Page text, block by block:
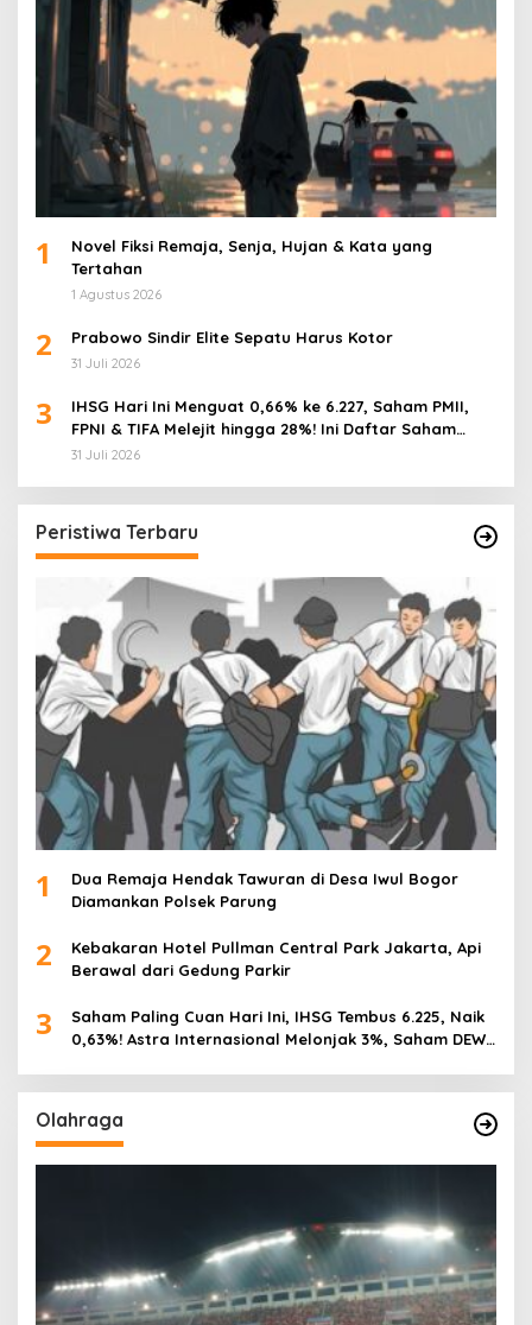
1
Novel Fiksi Remaja, Senja, Hujan & Kata yang
Tertahan
1 Agustus 2026
2 Prabowo Sindir Elite Sepatu Harus Kotor
31 Juli 2026
3
IHSG Hari Ini Menguat 0,66% ke 6.227, Saham PMII,
FPNI & TIFA Melejit hingga 28%! Ini Daftar Saham
Paling Cuan & Volume Tertinggi 31 Juli 2026
31 Juli 2026
Peristiwa Terbaru
1
Dua Remaja Hendak Tawuran di Desa Iwul Bogor
Diamankan Polsek Parung
2
Kebakaran Hotel Pullman Central Park Jakarta, Api
Berawal dari Gedung Parkir
3
Saham Paling Cuan Hari Ini, IHSG Tembus 6.225, Naik
0,63%! Astra Internasional Melonjak 3%, Saham DEWA
Olahraga